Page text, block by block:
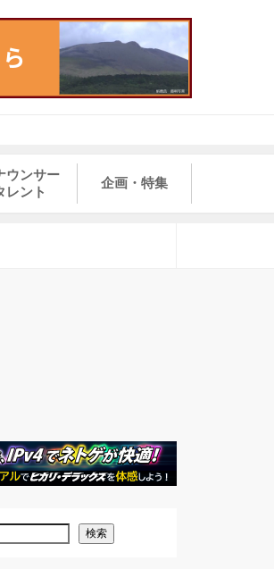
ウンサー
レント
企画・特集
検索